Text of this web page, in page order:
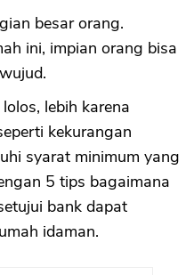
besar orang.
ini, impian orang bisa
lebih karena
kekurangan
syarat minimum yang
5 tips bagaimana
bank dapat
idaman.